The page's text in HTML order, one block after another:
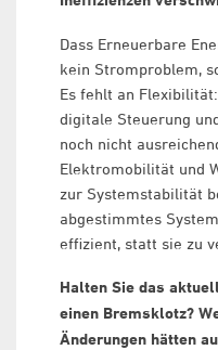
Dass Erneuerbare
kein Stromproblem,
Es fehlt an
digitale Steuerung
noch nicht
Elektromobilität und
zur Systemstabilität
abgestimmtes
effizient, statt sie zu
Halten Sie das
einen Bremsklotz?
Änderungen hätten